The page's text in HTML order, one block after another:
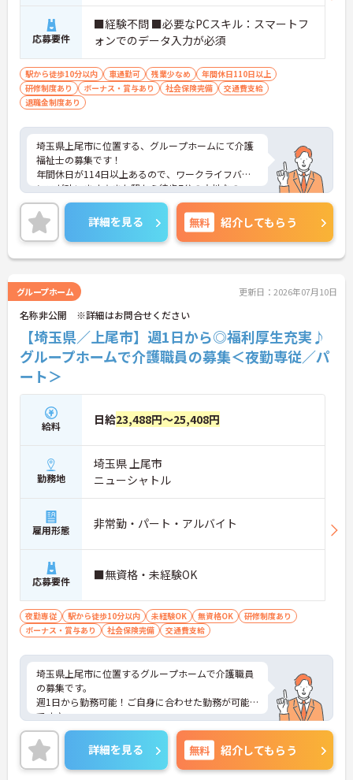
応募要件
■経験不問 ■必要なPCスキル：スマートフ
ォンでのデータ入力が必須
駅から徒歩10分以内 車通勤可 残業少なめ
年間休日110日以上
研修制度あり
ボーナス・賞与あり 社会保険完備
交通費支給
退職金制度あり
埼玉県上尾市に位置する、グループホームにて介護
福祉士の募集です！
年間休日が114日以上あるので、ワークライフバラ
ンスが叶います☆また駅から徒歩7分の立地なの
で、通勤らくらくです♪
ご興味のある方には、面接対策ポイントなど、さら
に詳細をお話しいたしますのでお気軽にご相談くだ
さい！
詳細を見る 無料 紹介してもらう
グループホーム 更新日：2026年07月10日
名称非公開 ※詳細はお問合せください
【埼玉県／上尾市】週1日から◎福利厚生充実♪
グループホームで介護職員の募集＜夜勤専従／パ
ート＞
給料 日給23,488円～25,408円
勤務地
埼玉県 上尾市
ニューシャトル
雇用形態 非常勤・パート・アルバイト
応募要件 ■無資格・未経験OK
夜勤専従 駅から徒歩10分以内 未経験OK 無資格OK
研修制度あり
ボーナス・賞与あり
社会保険完備 交通費支給
埼玉県上尾市に位置するグループホームで介護職員
の募集です。
週1日から勤務可能！ご自身に合わせた勤務が可能
です♪
また、夜勤専従のお仕事なので、少ない勤務でもし
っかりと収入を得ることができます！
ご興味のある方はご面接のポイントお伝えしますの
でご気軽にお問い合わせください。
詳細を見る 無料 紹介してもらう